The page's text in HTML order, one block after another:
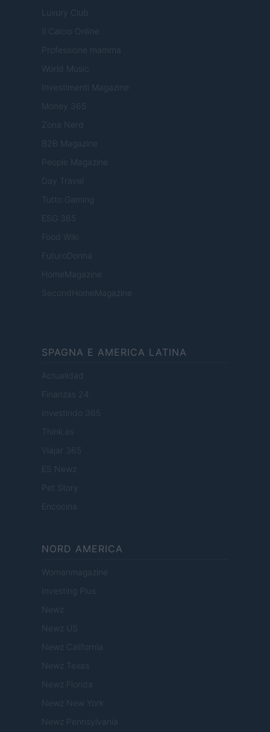
Luxury Club
Il Calcio Online
Professione mamma
World Music
Investimenti Magazine
Money 365
Zona Nerd
B2B Magazine
People Magazine
Day Travel
Tutto Gaming
ESG 365
Food Wiki
FuturoDonna
HomeMagazine
SecondHomeMagazine
SPAGNA E AMERICA LATINA
Actualidad
Finanzas 24
Investindo 365
Think.es
Viajar 365
ES Newz
Pet Story
Encocina
NORD AMERICA
Womanmagazine
Investing Plus
Newz
Newz US
Newz California
Newz Texas
Newz Florida
Newz New York
Newz Pennsylvania